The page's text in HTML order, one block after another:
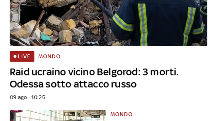
Raid ucraino vicino Belgorod: 3 morti.
Odessa sotto attacco russo
LIVE MONDO
09 ago - 10:25
MONDO